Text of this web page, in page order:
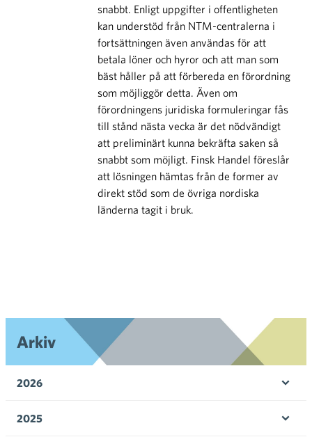
snabbt. Enligt uppgifter i offentligheten
kan understöd från NTM-centralerna i
fortsättningen även användas för att
betala löner och hyror och att man som
bäst håller på att förbereda en förordning
som möjliggör detta. Även om
förordningens juridiska formuleringar fås
till stånd nästa vecka är det nödvändigt
att preliminärt kunna bekräfta saken så
snabbt som möjligt. Finsk Handel föreslår
att lösningen hämtas från de former av
direkt stöd som de övriga nordiska
länderna tagit i bruk.
Arkiv
2026
2025